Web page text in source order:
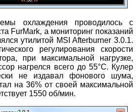
охлаждения проводилось с
FurMark, а мониторинг показаний
утилитой MSI Afterburner 3.0.1.
регулирования скорости
при максимальной нагрузке,
нагрелся всего до 55°С. Кулер
не издавал фонового шума,
на 36% от своей максимальной
1550 об/мин.